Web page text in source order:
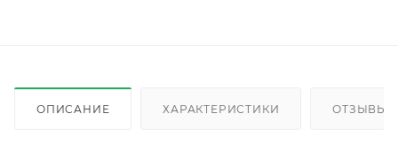
ОПИСАНИЕ ХАРАКТЕРИСТИКИ ОТЗЫВЫ